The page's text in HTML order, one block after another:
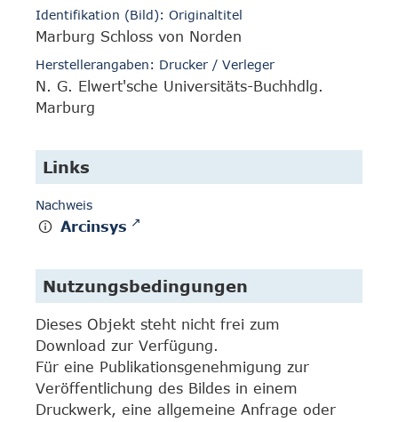
Identifikation (Bild): Originaltitel
Marburg Schloss von Norden
Herstellerangaben: Drucker / Verleger
N. G. Elwert'sche Universitäts-Buchhdlg.
Marburg
Links
Nachweis
Arcinsys
Nutzungsbedingungen
Dieses Objekt steht nicht frei zum
Download zur Verfügung.
Für eine Publikationsgenehmigung zur
Veröffentlichung des Bildes in einem
Druckwerk, eine allgemeine Anfrage oder